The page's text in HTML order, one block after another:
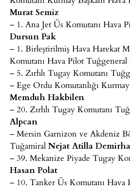
Murat Semiz
– 1. Ana Jet Üs Komutanı Hava
Dursun Pak
– 1. Birleştirilmiş Hava Harekat
Komutanı Hava Pilot Tuğgeneral
– 5. Zırhlı Tugay Komutanı
– Ege Ordu Komutanlığı
Memduh Hakbilen
– 20. Zırhlı Tugay Komutanı
Alpcan
– Mersin Garnizon ve Akdeniz
Tuğamiral Nejat Atilla
– 39. Mekanize Piyade Tugay
Hasan Polat
– 10. Tanker Üs Komutanı Hava